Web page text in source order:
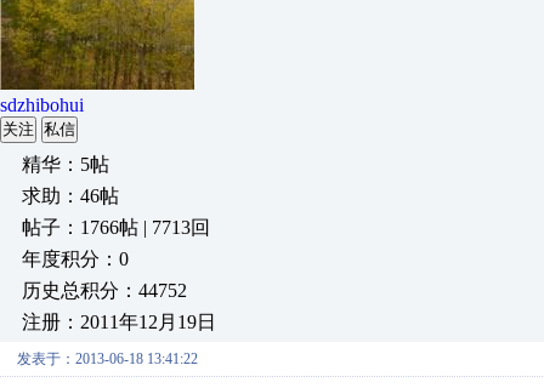
sdzhibohui
关注 私信
精华：5帖
求助：46帖
帖子：1766帖 | 7713回
年度积分：0
历史总积分：44752
注册：2011年12月19日
发表于：2013-06-18 13:41:22